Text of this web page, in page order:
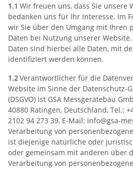
1.1 Wir freuen uns, dass Sie unsere
bedanken uns für Ihr Interesse. Im
wir Sie über den Umgang mit Ihren
Daten bei Nutzung unserer
Daten sind hierbei alle Daten, mit
identifiziert werden können.
1.2Verantwortlicher für die
Website im Sinne der Datenschutz-
(DSGVO) ist GSA Messgerätebau
40880 Ratingen, Deutschland, Tel.:
2102 94 273 39, E-Mail: info@gsa-
Verarbeitung von
ist diejenige natürliche oder
oder gemeinsam mit anderen über
Verarbeitung von